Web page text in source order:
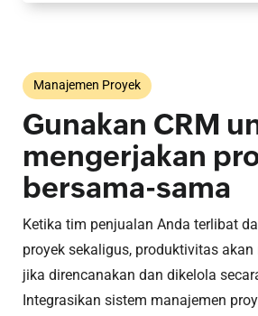
Manajemen Proyek
Gunakan CRM
mengerjakan
bersama-sama
Ketika tim penjualan Anda terlibat
proyek sekaligus, produktivitas
jika direncanakan dan dikelola
Integrasikan sistem manajemen